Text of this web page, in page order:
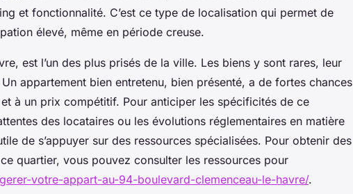
et fonctionnalité. C’est ce type de localisation qui permet de
élevé, même en période creuse.
est l’un des plus prisés de la ville. Les biens y sont rares, leur
appartement bien entretenu, bien présenté, a de fortes chances
à un prix compétitif. Pour anticiper les spécificités de ce
des locataires ou les évolutions réglementaires en matière
de s’appuyer sur des ressources spécialisées. Pour obtenir des
quartier, vous pouvez consulter les ressources pour
votre-appart-au-94-boulevard-clemenceau-le-havre/.